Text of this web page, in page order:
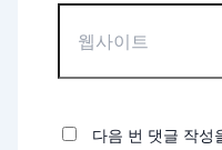
다음 번 댓글 작성